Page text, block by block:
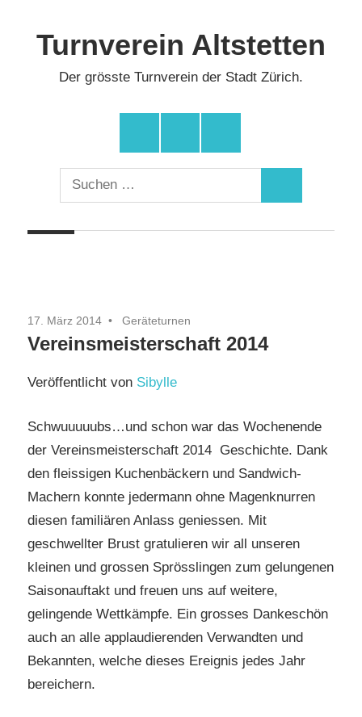
Inhalt
springen
Turnverein Altstetten
Der grösste Turnverein der Stadt Zürich.
Suchen
nach:
17. März 2014 Geräteturnen
Vereinsmeisterschaft 2014
Veröffentlicht von Sibylle
Schwuuuuubs…und schon war das Wochenende
der Vereinsmeisterschaft 2014 Geschichte. Dank
den fleissigen Kuchenbäckern und Sandwich-
Machern konnte jedermann ohne Magenknurren
diesen familiären Anlass geniessen. Mit
geschwellter Brust gratulieren wir all unseren
kleinen und grossen Sprösslingen zum gelungenen
Saisonauftakt und freuen uns auf weitere,
gelingende Wettkämpfe. Ein grosses Dankeschön
auch an alle applaudierenden Verwandten und
Bekannten, welche dieses Ereignis jedes Jahr
bereichern.